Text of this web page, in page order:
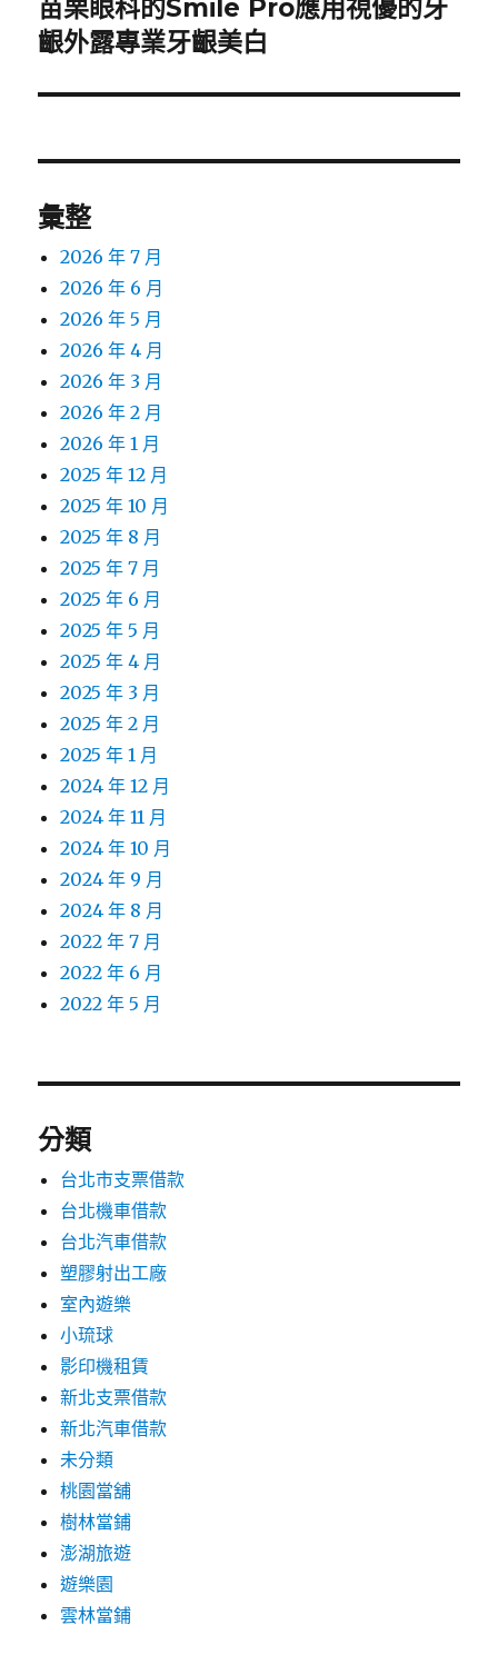
下
一
文
苗栗眼科的Smile Pro應用視優的牙
齦外露專業牙齦美白
彙整
2026 年 7 月
2026 年 6 月
2026 年 5 月
2026 年 4 月
2026 年 3 月
2026 年 2 月
2026 年 1 月
2025 年 12 月
2025 年 10 月
2025 年 8 月
2025 年 7 月
2025 年 6 月
2025 年 5 月
2025 年 4 月
2025 年 3 月
2025 年 2 月
2025 年 1 月
2024 年 12 月
2024 年 11 月
2024 年 10 月
2024 年 9 月
2024 年 8 月
2022 年 7 月
2022 年 6 月
2022 年 5 月
分類
台北市支票借款
台北機車借款
台北汽車借款
塑膠射出工廠
室內遊樂
小琉球
影印機租賃
新北支票借款
新北汽車借款
未分類
桃園當舖
樹林當鋪
澎湖旅遊
遊樂園
雲林當鋪